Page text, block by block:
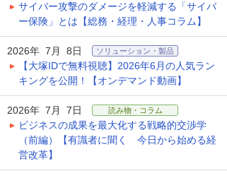
サイバー攻撃のダメージを軽減する「サイバ
ー保険」とは【総務・経理・人事コラム】
2026年 7月 8日 ソリューション・製品
【大塚IDで無料視聴】2026年6月の人気ラン
キングを公開！【オンデマンド動画】
2026年 7月 7日 読み物・コラム
ビジネスの成果を最大化する戦略的交渉学
（前編）【有識者に聞く 今日から始める経
営改革】